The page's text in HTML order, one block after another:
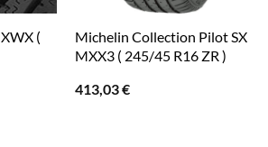
(
Michelin Collection Pilot SX
MXX3 ( 245/45 R16 ZR )
413,03€